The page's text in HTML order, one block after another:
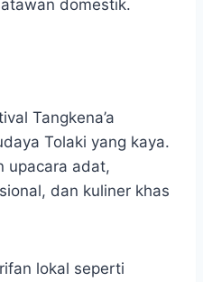
domestik.
Tangkena’a
Tolaki yang kaya.
upacara adat,
dan kuliner khas
lokal seperti